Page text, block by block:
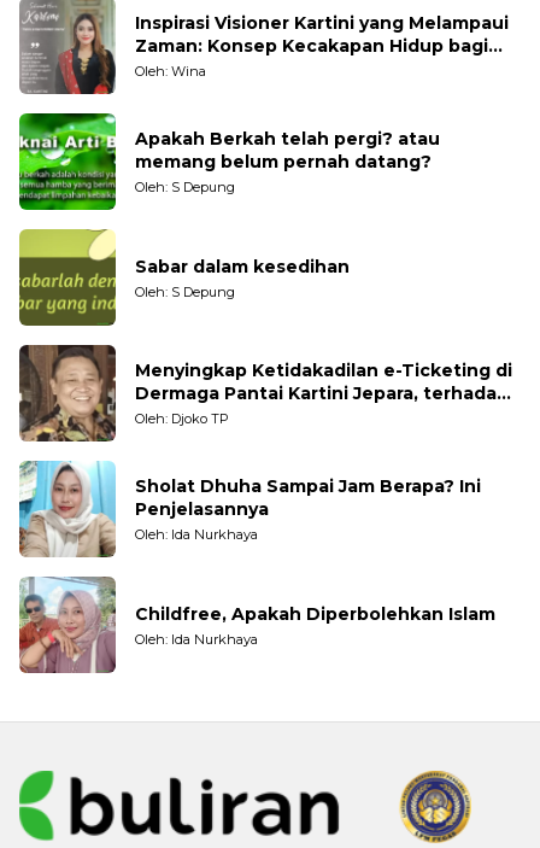
Inspirasi Visioner Kartini yang Melampaui
Zaman: Konsep Kecakapan Hidup bagi
Generasi Muda
Oleh: Wina
Apakah Berkah telah pergi? atau
memang belum pernah datang?
Oleh: S Depung
Sabar dalam kesedihan
Oleh: S Depung
Menyingkap Ketidakadilan e-Ticketing di
Dermaga Pantai Kartini Jepara, terhadap
Nelayan Tradisional
Oleh: Djoko TP
Sholat Dhuha Sampai Jam Berapa? Ini
Penjelasannya
Oleh: Ida Nurkhaya
Childfree, Apakah Diperbolehkan Islam
Oleh: Ida Nurkhaya